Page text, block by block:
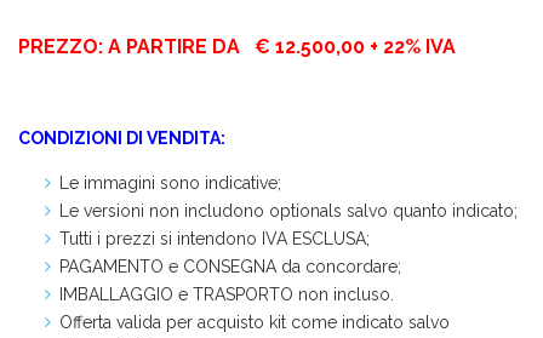
PREZZO: A PARTIRE DA € 12.500,00 + 22% IVA
CONDIZIONI DI VENDITA:
Le immagini sono indicative;
Le versioni non includono optionals salvo quanto indicato;
Tutti i prezzi si intendono IVA ESCLUSA;
PAGAMENTO e CONSEGNA da concordare;
IMBALLAGGIO e TRASPORTO non incluso.
Offerta valida per acquisto kit come indicato salvo